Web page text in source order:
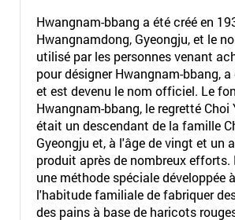
Hwangnam-bbang a été créé en
Hwangnamdong, Gyeongju, et le
utilisé par les personnes venant
pour désigner Hwangnam-bbang,
et est devenu le nom officiel. Le
Hwangnam-bbang, le regretté Choi
était un descendant de la famille
Gyeongju et, à l'âge de vingt et un
produit après de nombreux
une méthode spéciale développée
l'habitude familiale de fabriquer
des pains à base de haricots